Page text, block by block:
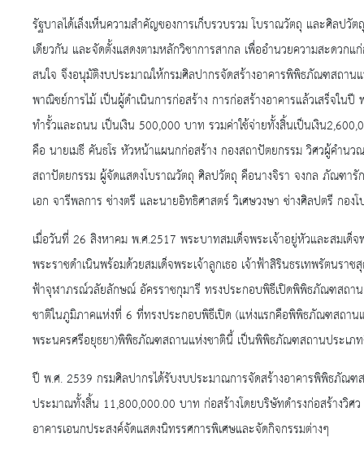
รัฐบาลได้เล็งเห็นความสำคัญของการเก็บรวบรวม โบราณวัตถุ และศิลปวั
เดียวกัน และจัดตั้งแสดงตามหลักวิชาการสากล เพื่ออำนวยความสะดวก
สนใจ จึงอนุมัติงบประมาณให้กรมศิลปากรจัดสร้างอาคารพิพิธภัณฑสถา
พาณิชย์การไม้ เป็นผู้ดำเนินการก่อสร้าง การก่อสร้างอาคารแล้วเสร็จใ
ทำรั้วและถนน เป็นเงิน 500,000 บาท รวมค่าใช้จ่ายทั้งสิ้นเป็นเงิน
คือ นายเมธี คันธโร หัวหน้าแผนกก่อสร้าง กองสถาปัตยกรรม วิศวผู้คำน
สถาปัตยกรรม ผู้จัดแสดงโบราณวัตถุ ศิลปวัตถุ คือนางจิรา จงกล ภัณฑ
เอก จารีพลการ ช่างตรี และนายอิทธิศาสตร์ วิเศษวงษา ช่างศิลปตรี กอ
เมื่อวันที่ 26 สิงหาคม พ.ศ.2517 พระบาทสมเด็จพระเจ้าอยู่หัวและสมเด็
พระราชดำเนินพร้อมด้วยสมเด็จพระเจ้าลูกเธอ เจ้าฟ้าสิรินธรเทพรัตนรา
ฟ้าจุฬาภรณ์วลัยลักษณ์ อัครราชกุมารี ทรงประกอบพิธีเปิดพิพิธภัณฑสถ
ชาติในภูมิภาคแห่งที่ 6 ที่ทรงประกอบพิธีเปิด (แห่งแรกคือพิพิธภัณฑสถาน
พระนครศรีอยุธยา)พิพิธภัณฑสถานแห่งชาตินี้ เป็นพิพิธภัณฑสถานประเภ
ปี พ.ศ. 2539 กรมศิลปากรได้รับงบประมาณการจัดสร้างอาคารพิพิธภัณฑ
ประมาณทั้งสิ้น 11,800,000.00 บาท ก่อสร้างโดยบริษัทดำรงก่อสร้างวิศ
อาคารเอนกประสงค์จัดแสดงนิทรรศการพิเศษและจัดกิจกรรมต่างๆ